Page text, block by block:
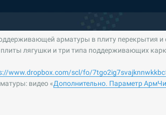
арматуры в плиту перекрытия
плиты лягушки и три типа поддерживающих
www.dropbox.com/scl/fo/
видео «Дополнительно. Параметр